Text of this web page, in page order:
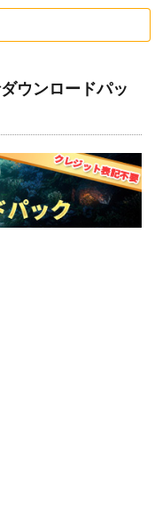
ウンロードパッ